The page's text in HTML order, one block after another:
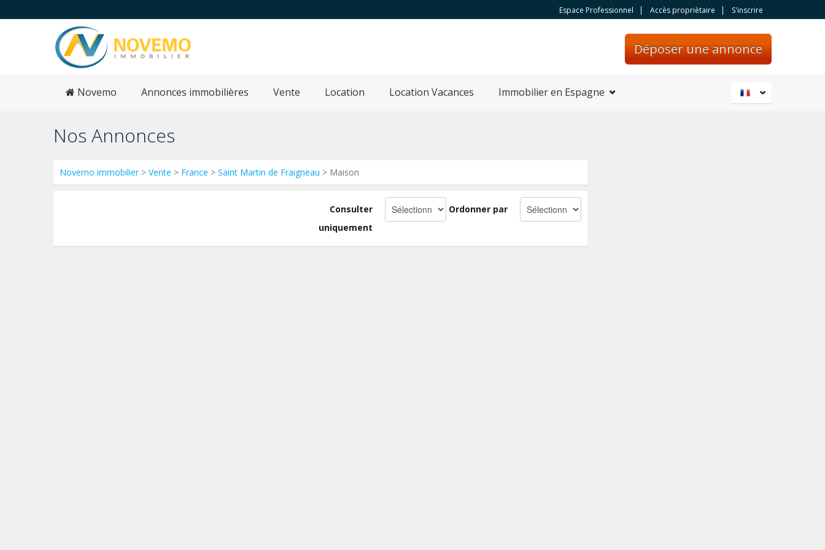
Espace Professionnel Accès propriètaire S'inscrire
Déposer une annonce
Novemo Annonces immobilières Vente Location Location Vacances Immobilier en Espagne
Nos Annonces
Novemo immobilier> Vente > France > Saint Martin de Fraigneau > Maison
Ordonner par
Consulter
uniquement